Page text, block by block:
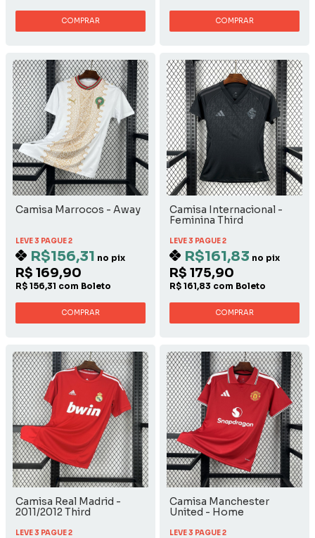
COMPRAR COMPRAR
Camisa Marrocos - Away
LEVE 3 PAGUE 2
R$156,31 no pix
R$ 169,90
R$ 156,31 com Boleto
COMPRAR
Camisa Internacional -
Feminina Third
LEVE 3 PAGUE 2
R$161,83 no pix
R$ 175,90
R$ 161,83 com Boleto
COMPRAR
Camisa Real Madrid -
2011/2012 Third
LEVE 3 PAGUE 2
Camisa Manchester
United - Home
LEVE 3 PAGUE 2